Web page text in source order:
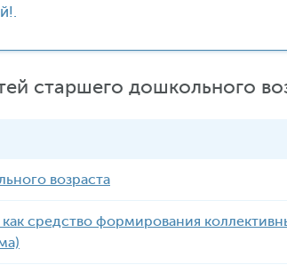
старшего дошкольного
возраста
как средство формирования